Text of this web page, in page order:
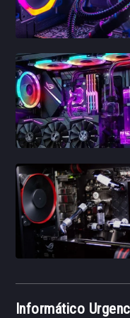
Informático